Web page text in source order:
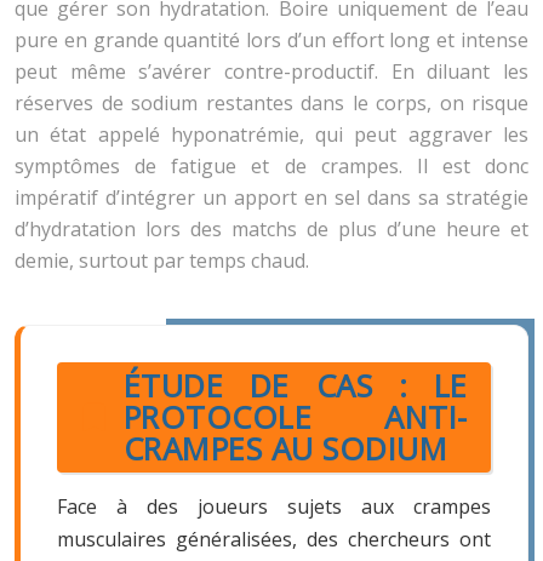
que gérer son hydratation. Boire uniquement de l’eau
pure en grande quantité lors d’un effort long et intense
peut même s’avérer contre-productif. En diluant les
réserves de sodium restantes dans le corps, on risque
un état appelé hyponatrémie, qui peut aggraver les
symptômes de fatigue et de crampes. Il est donc
impératif d’intégrer un apport en sel dans sa stratégie
d’hydratation lors des matchs de plus d’une heure et
demie, surtout par temps chaud.
ÉTUDE DE CAS : LE
PROTOCOLE ANTI-
CRAMPES AU SODIUM
Face à des joueurs sujets aux crampes
musculaires généralisées, des chercheurs ont